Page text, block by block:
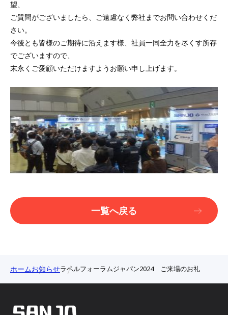
望、
ご質問がございましたら、ご遠慮なく弊社までお問い合わせくだ
さい。
今後とも皆様のご期待に沿えます様、社員一同全力を尽くす所存
でございますので、
末永くご愛顧いただけますようお願い申し上げます。
一覧へ戻る
ホームお知らせラベルフォーラムジャパン2024 ご来場のお礼